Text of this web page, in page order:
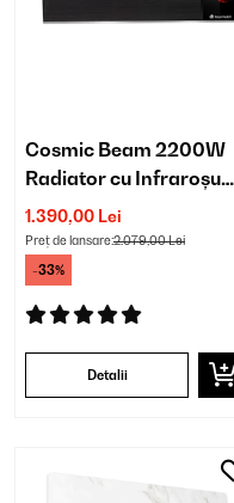
Cosmic Beam 2200W
Radiator cu Infraroșu
Montat pe Perete Negru
1.390,00 Lei
Preț de lansare:2.079,00 Lei
-33%
Detalii